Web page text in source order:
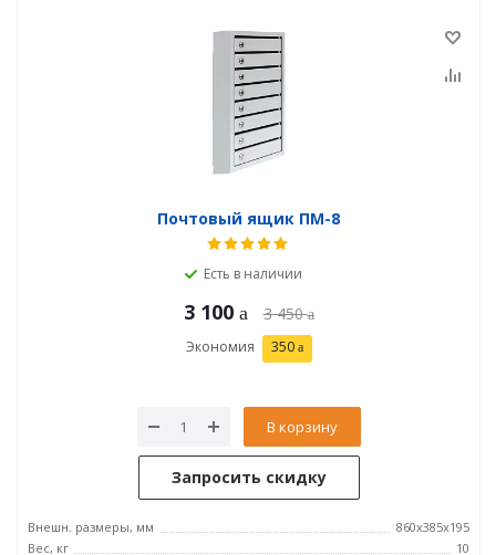
Почтовый ящик ПМ-8
Есть в наличии
3 100 3 450
Экономия 350
В корзину
Запросить скидку
Внешн. размеры, мм
860х385х195
Вес, кг
10